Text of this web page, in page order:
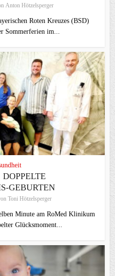
Anton Hötzelsperger
Roten Kreuzes (BSD)
Sommerferien im...
GEBURTEN
Toni Hötzelsperger
Minute am RoMed Klinikum
Glücksmoment...